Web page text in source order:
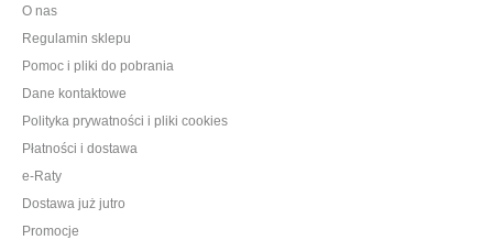
O nas
Regulamin sklepu
Pomoc i pliki do pobrania
Dane kontaktowe
Polityka prywatności i pliki cookies
Płatności i dostawa
e-Raty
Dostawa już jutro
Promocje